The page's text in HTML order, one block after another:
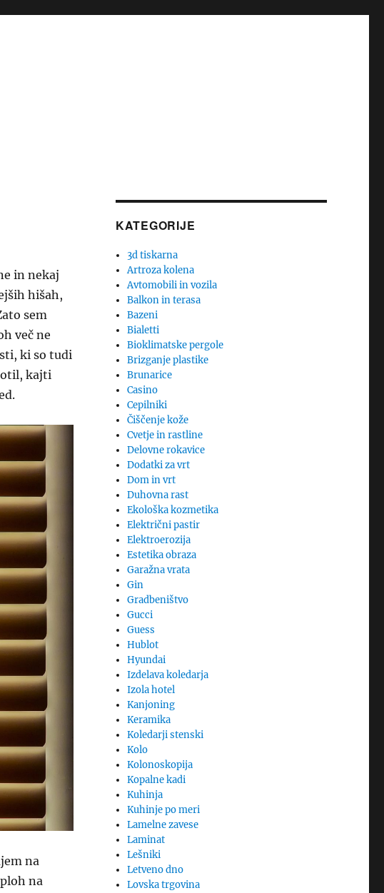
in nekaj
hišah,
sem
več ne
ki so tudi
kajti
na
na
KATEGORIJE
3d tiskarna
Artroza kolena
Avtomobili in vozila
Balkon in terasa
Bazeni
Bialetti
Bioklimatske pergole
Brizganje plastike
Brunarice
Casino
Cepilniki
Čiščenje kože
Cvetje in rastline
Delovne rokavice
Dodatki za vrt
Dom in vrt
Duhovna rast
Ekološka kozmetika
Električni pastir
Elektroerozija
Estetika obraza
Garažna vrata
Gin
Gradbeništvo
Gucci
Guess
Hublot
Hyundai
Izdelava koledarja
Izola hotel
Kanjoning
Keramika
Koledarji stenski
Kolo
Kolonoskopija
Kopalne kadi
Kuhinja
Kuhinje po meri
Lamelne zavese
Laminat
Lešniki
Letveno dno
Lovska trgovina